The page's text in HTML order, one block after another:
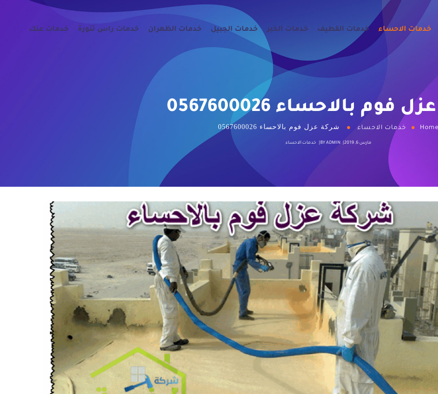
خدمات الاحساء خدمات القطيف خدمات الخبر خدمات الجبيل خدمات الظهران خدمات راس تنورة خدمات عنك
فوم بالاحساء 0567600026
Home خدمات الاحساء شركة عزل فوم بالاحساء 0567600026
مارس 6, 2019 BY ADMIN خدمات الاحساء